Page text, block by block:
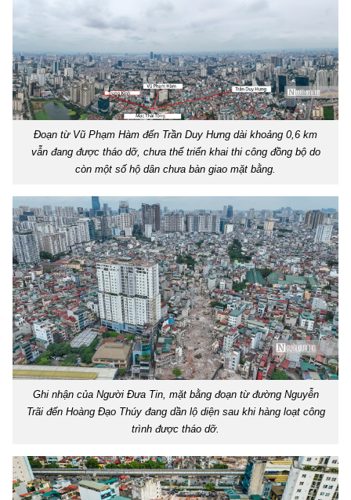
Đoạn từ Vũ Phạm Hàm đến Trần Duy Hưng dài khoảng 0,6 km
vẫn đang được tháo dỡ, chưa thể triển khai thi công đồng bộ do
còn một số hộ dân chưa bàn giao mặt bằng.
Ghi nhận của Người Đưa Tin, mặt bằng đoạn từ đường Nguyễn
Trãi đến Hoàng Đạo Thúy đang dần lộ diện sau khi hàng loạt công
trình được tháo dỡ.